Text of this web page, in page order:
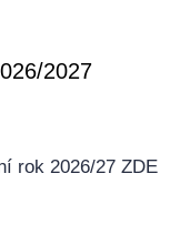
2027
rok 2026/27 ZDE